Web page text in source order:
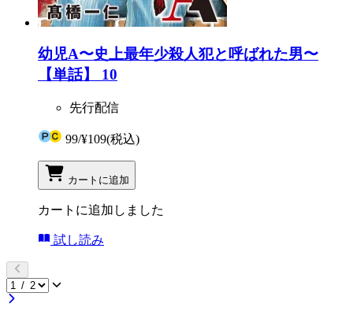
幼児A〜史上最年少殺人犯と呼ばれた男〜
【単話】 10
先行配信
99/¥109(税込)
カートに追加
カートに追加しました
試し読み